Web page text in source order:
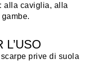
alla caviglia, alla
L’USO
prive di suola